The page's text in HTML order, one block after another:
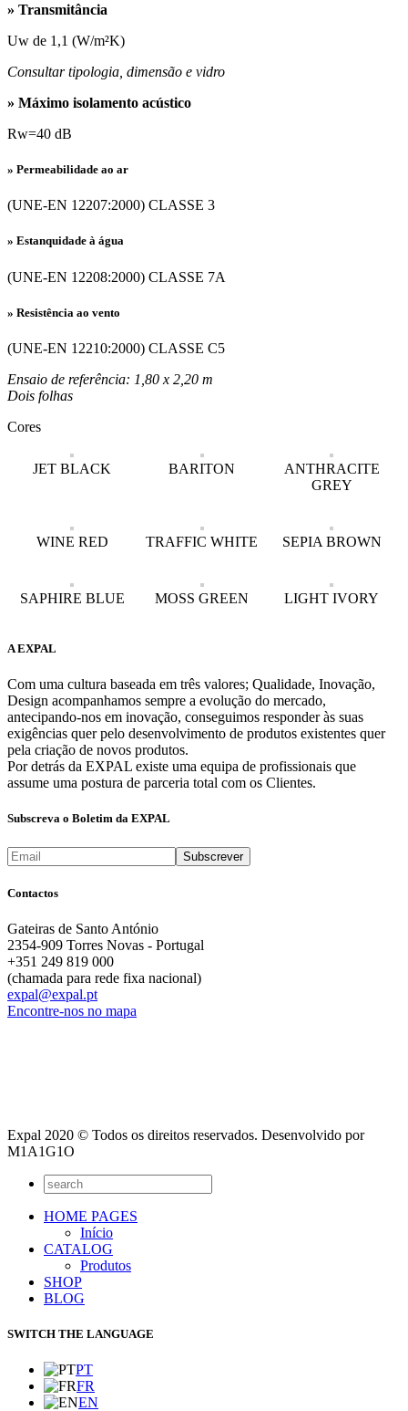
» Transmitância
Uw de 1,1 (W/m²K)
Consultar tipologia, dimensão e vidro
» Máximo isolamento acústico
Rw=40 dB
» Permeabilidade ao ar
(UNE-EN 12207:2000) CLASSE 3
» Estanquidade à água
(UNE-EN 12208:2000) CLASSE 7A
» Resistência ao vento
(UNE-EN 12210:2000) CLASSE C5
Ensaio de referência: 1,80 x 2,20 m
Dois folhas
Cores
JET BLACK BARITON
ANTHRACITE
GREY
WINE RED TRAFFIC WHITE SEPIA BROWN
SAPHIRE BLUE MOSS GREEN LIGHT IVORY
A EXPAL
Com uma cultura baseada em três valores; Qualidade, Inovação,
Design acompanhamos sempre a evolução do mercado,
antecipando-nos em inovação, conseguimos responder às suas
exigências quer pelo desenvolvimento de produtos existentes quer
pela criação de novos produtos.
Por detrás da EXPAL existe uma equipa de profissionais que
assume uma postura de parceria total com os Clientes.
Subscreva o Boletim da EXPAL
Contactos
Gateiras de Santo António
2354-909 Torres Novas - Portugal
+351 249 819 000
(chamada para rede fixa nacional)
expal@expal.pt
Encontre-nos no mapa
Expal 2020 © Todos os direitos reservados. Desenvolvido por
M1A1G1O
HOME PAGES
Início
CATALOG
Produtos
SHOP
BLOG
SWITCH THE LANGUAGE
PT
FR
EN